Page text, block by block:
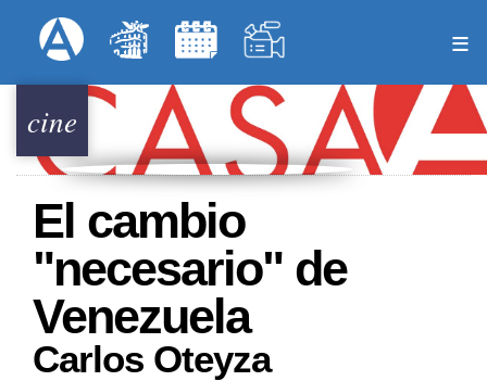
al
principal
Menú Superior
cine
El cambio
"necesario" de
Venezuela
Carlos Oteyza